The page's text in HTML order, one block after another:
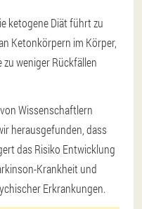
ketogene Diät führt zu
Ketonkörpern im Körper,
weniger Rückfällen
Wissenschaftlern
herausgefunden, dass
das Risiko Entwicklung
Krankheit und
Erkrankungen.